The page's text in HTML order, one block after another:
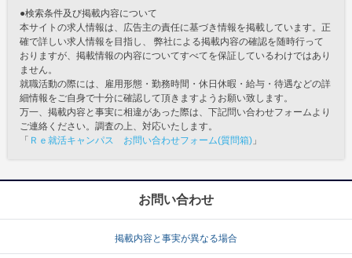
●検索条件及び掲載内容について
本サイトの求人情報は、広告主の責任に基づき情報を掲載しています。正
確で詳しい求人情報を目指し、 弊社による掲載内容の確認を随時行って
おりますが、掲載情報の内容についてすべてを保証しているわけではあり
ません。
就職活動の際には、雇用形態・勤務時間・休日休暇・給与・待遇などの詳
細情報をご自身で十分に確認して頂きますようお願い致します。
万一、掲載内容と事実に相違があった際は、下記問い合わせフォームより
ご連絡ください。調査の上、対応いたします。
「 Ｒｅ就活キャンパス お問い合わせフォーム(質問箱) 」
お問い合わせ
掲載内容と事実が異なる場合